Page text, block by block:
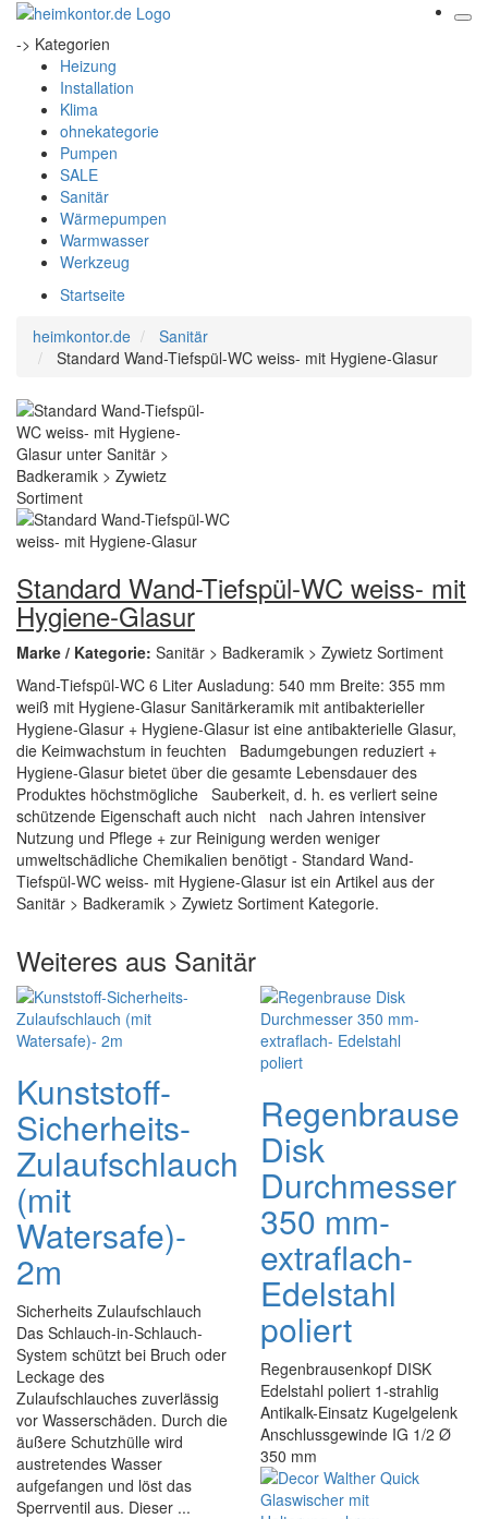
-> Kategorien
Heizung
Installation
Klima
ohnekategorie
Pumpen
SALE
Sanitär
Wärmepumpen
Warmwasser
Werkzeug
Startseite
heimkontor.de
Sanitär
Standard Wand-Tiefspül-WC weiss- mit Hygiene-Glasur
Standard Wand-Tiefspül-WC weiss- mit
Hygiene-Glasur
Marke / Kategorie: Sanitär > Badkeramik > Zywietz Sortiment
Wand-Tiefspül-WC 6 Liter Ausladung: 540 mm Breite: 355 mm
weiß mit Hygiene-Glasur Sanitärkeramik mit antibakterieller
Hygiene-Glasur + Hygiene-Glasur ist eine antibakterielle Glasur,
die Keimwachstum in feuchten Badumgebungen reduziert +
Hygiene-Glasur bietet über die gesamte Lebensdauer des
Produktes höchstmögliche Sauberkeit, d. h. es verliert seine
schützende Eigenschaft auch nicht nach Jahren intensiver
Nutzung und Pflege + zur Reinigung werden weniger
umweltschädliche Chemikalien benötigt - Standard Wand-
Tiefspül-WC weiss- mit Hygiene-Glasur ist ein Artikel aus der
Sanitär > Badkeramik > Zywietz Sortiment Kategorie.
Weiteres aus Sanitär
Kunststoff-
Sicherheits-
Zulaufschlauch
(mit
Watersafe)-
2m
Sicherheits Zulaufschlauch
Das Schlauch-in-Schlauch-
System schützt bei Bruch oder
Leckage des
Zulaufschlauches zuverlässig
vor Wasserschäden. Durch die
äußere Schutzhülle wird
austretendes Wasser
aufgefangen und löst das
Sperrventil aus. Dieser ...
Regenbrause
Disk
Durchmesser
350 mm-
extraflach-
Edelstahl
poliert
Regenbrausenkopf DISK
Edelstahl poliert 1-strahlig
Antikalk-Einsatz Kugelgelenk
Anschlussgewinde IG 1/2 Ø
350 mm